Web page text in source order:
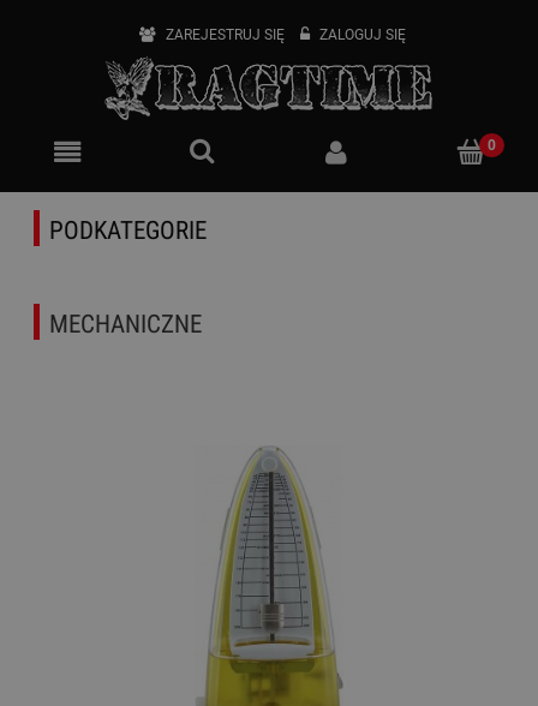
ZAREJESTRUJ SIĘ ZALOGUJ SIĘ
PODKATEGORIE
MECHANICZNE